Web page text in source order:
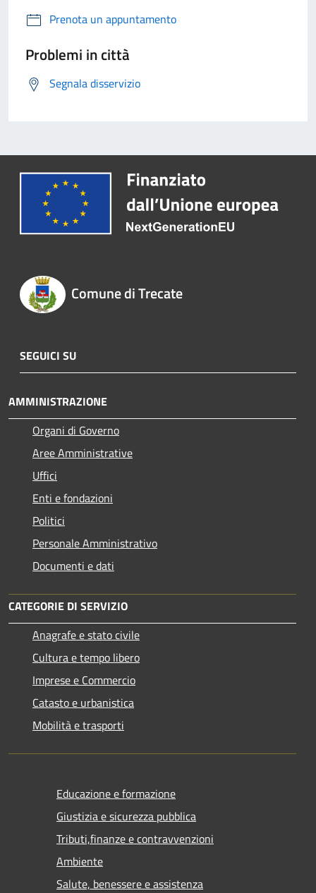
Prenota un appuntamento
Problemi in città
Segnala disservizio
Comune di Trecate
SEGUICI SU
AMMINISTRAZIONE
Organi di Governo
Aree Amministrative
Uffici
Enti e fondazioni
Politici
Personale Amministrativo
Documenti e dati
CATEGORIE DI SERVIZIO
Anagrafe e stato civile
Cultura e tempo libero
Imprese e Commercio
Catasto e urbanistica
Mobilità e trasporti
Educazione e formazione
Giustizia e sicurezza pubblica
Tributi,finanze e contravvenzioni
Ambiente
Salute, benessere e assistenza